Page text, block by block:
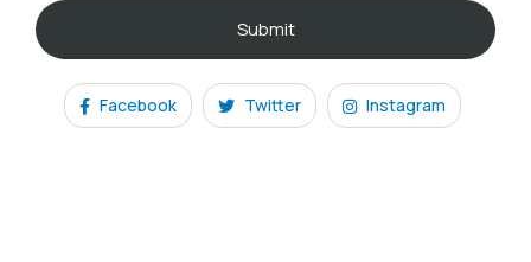
Facebook Twitter Instagram